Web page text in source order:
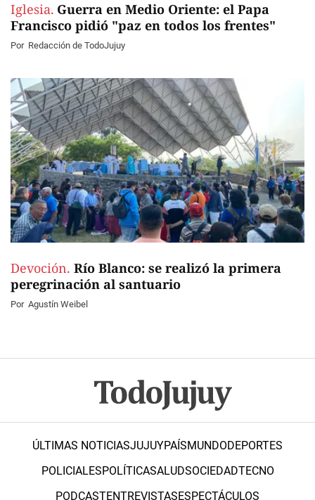
Iglesia. Guerra en Medio Oriente: el Papa
Francisco pidió "paz en todos los frentes"
Por Redacción de TodoJujuy
Devoción. Río Blanco: se realizó la primera
peregrinación al santuario
Por Agustín Weibel
ÚLTIMAS NOTICIASJUJUYPAÍSMUNDODEPORTES
POLICIALESPOLÍTICASALUDSOCIEDADTECNO
PODCASTENTREVISTASESPECTÁCULOS